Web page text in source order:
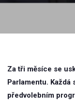
Za tři měsíce se
Parlamentu. Každá
předvolebním